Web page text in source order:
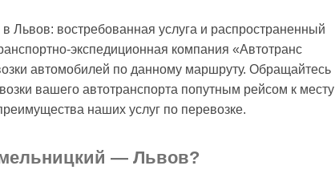
Львов: востребованная услуга и распространенный
экспедиционная компания «Автотранс
автомобилей по данному маршруту. Обращайтесь
вашего автотранспорта попутным рейсом к месту
наших услуг по перевозке.
— Львов?